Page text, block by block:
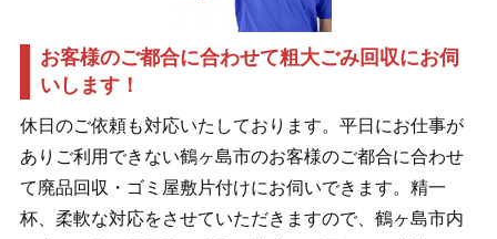
お客様のご都合に合わせて粗大ごみ回収にお伺
いします！
休日のご依頼も対応いたしております。平日にお仕事が
ありご利用できない鶴ヶ島市のお客様のご都合に合わせ
て廃品回収・ゴミ屋敷片付けにお伺いできます。精一
杯、柔軟な対応をさせていただきますので、鶴ヶ島市内